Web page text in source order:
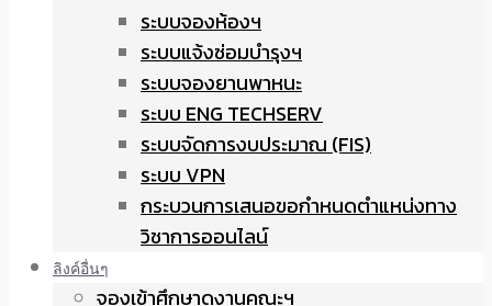
ระบบจองห้องฯ
ระบบแจ้งซ่อมบำรุงฯ
ระบบจองยานพาหนะ
ระบบ ENG TECHSERV
ระบบจัดการงบประมาณ (FIS)
ระบบ VPN
กระบวนการเสนอขอกำหนดตำแหน่งทาง
วิชาการออนไลน์
ลิงค์อื่นๆ
จองเข้าศึกษาดูงานคณะฯ